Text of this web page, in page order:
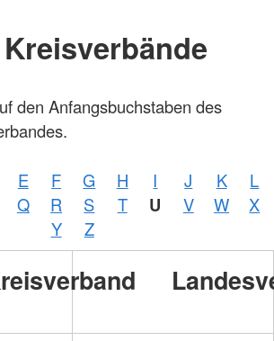
den Anfangsbuchstaben des
E F G H I J K
L
Q R S T U V W
X
Y
Z
Foto:
Zelck /
GmbH